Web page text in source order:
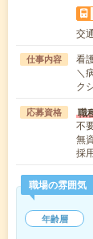
交
仕事内容
看
＼
ク
応募資格 職
不
無
採
職場の雰囲気
年齢層